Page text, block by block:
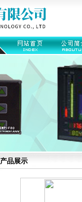
产品展示